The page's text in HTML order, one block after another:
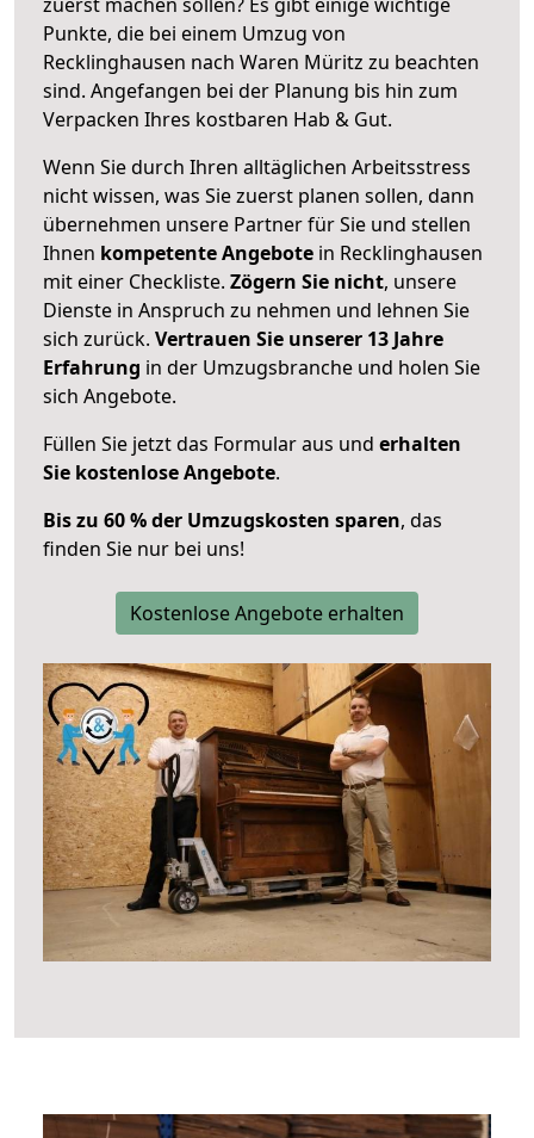
Punkte, die bei einem Umzug von
Recklinghausen nach Waren Müritz zu beachten
sind. Angefangen bei der Planung bis hin zum
Verpacken Ihres kostbaren Hab & Gut.
Wenn Sie durch Ihren alltäglichen Arbeitsstress
nicht wissen, was Sie zuerst planen sollen, dann
übernehmen unsere Partner für Sie und stellen
Ihnen kompetente Angebote in Recklinghausen
mit einer Checkliste. Zögern Sie nicht, unsere
Dienste in Anspruch zu nehmen und lehnen Sie
sich zurück. Vertrauen Sie unserer 13 Jahre
Erfahrung in der Umzugsbranche und holen Sie
sich Angebote.
Füllen Sie jetzt das Formular aus und erhalten
Sie kostenlose Angebote.
Bis zu 60 % der Umzugskosten sparen, das
finden Sie nur bei uns!
Kostenlose Angebote erhalten